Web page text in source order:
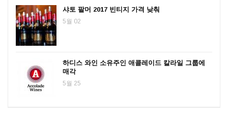
샤토 팔머 2017 빈티지 가격 낮춰
5월 02
하디스 와인 소유주인 애콜레이드 칼라일 그룹에
매각
5월 25